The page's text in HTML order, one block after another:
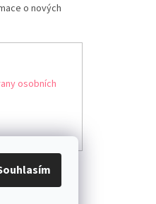
o nových
osobních